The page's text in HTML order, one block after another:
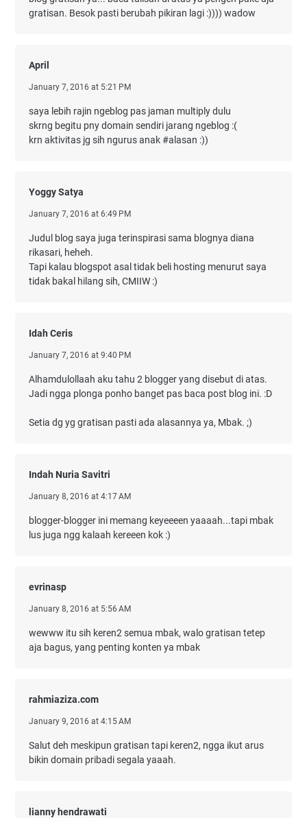
gratisan. Besok pasti berubah pikiran lagi :)))) wadow
April
January 7, 2016 at 5:21 PM
saya lebih rajin ngeblog pas jaman multiply dulu
skrng begitu pny domain sendiri jarang ngeblog :(
krn aktivitas jg sih ngurus anak #alasan :))
Yoggy Satya
January 7, 2016 at 6:49 PM
Judul blog saya juga terinspirasi sama blognya diana
rikasari, heheh.
Tapi kalau blogspot asal tidak beli hosting menurut saya
tidak bakal hilang sih, CMIIW :)
Idah Ceris
January 7, 2016 at 9:40 PM
Alhamdulollaah aku tahu 2 blogger yang disebut di atas.
Jadi ngga plonga ponho banget pas baca post blog ini. :D
Setia dg yg gratisan pasti ada alasannya ya, Mbak. ;)
Indah Nuria Savitri
January 8, 2016 at 4:17 AM
blogger-blogger ini memang keyeeeen yaaaah...tapi mbak
lus juga ngg kalaah kereeen kok :)
evrinasp
January 8, 2016 at 5:56 AM
wewww itu sih keren2 semua mbak, walo gratisan tetep
aja bagus, yang penting konten ya mbak
rahmiaziza.com
January 9, 2016 at 4:15 AM
Salut deh meskipun gratisan tapi keren2, ngga ikut arus
bikin domain pribadi segala yaaah.
lianny hendrawati